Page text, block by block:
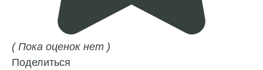
( Пока оценок нет )
Поделиться